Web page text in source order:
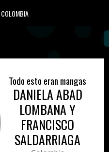
COLOMBIA
Todo esto eran mangas
DANIELA ABAD
LOMBANA Y
FRANCISCO
SALDARRIAGA